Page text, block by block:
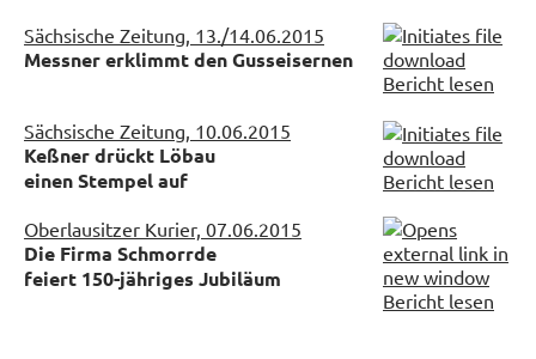
Sächsische Zeitung, 13./14.06.2015
Messner erklimmt den Gusseisernen
Bericht lesen
Sächsische Zeitung, 10.06.2015
Keßner drückt Löbau
einen Stempel auf
Bericht lesen
Oberlausitzer Kurier, 07.06.2015
Die Firma Schmorrde
feiert 150-jähriges Jubiläum
Bericht lesen